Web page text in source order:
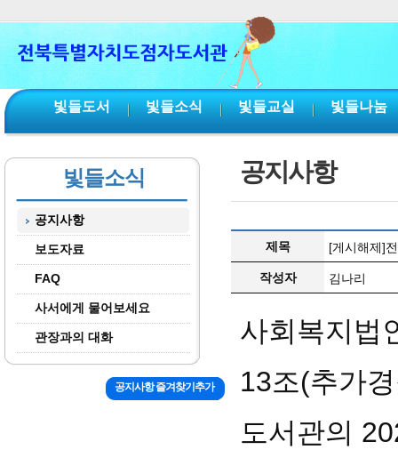
빛들도서 빛들소식 빛들교실 빛들나눔
빛들소식
공지사항
보도자료
FAQ
사서에게 물어보세요
관장과의 대화
공지사항
제목 [게시해제]
작성자 김나리
사회복지법
13조(추가
도서관의
공지사항 즐겨찾기추가